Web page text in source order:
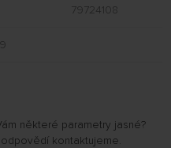
79724108
některé parametry jasné?
kontaktujeme.